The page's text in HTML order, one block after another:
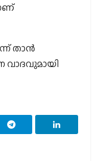
താന്‍
വാദവുമായി